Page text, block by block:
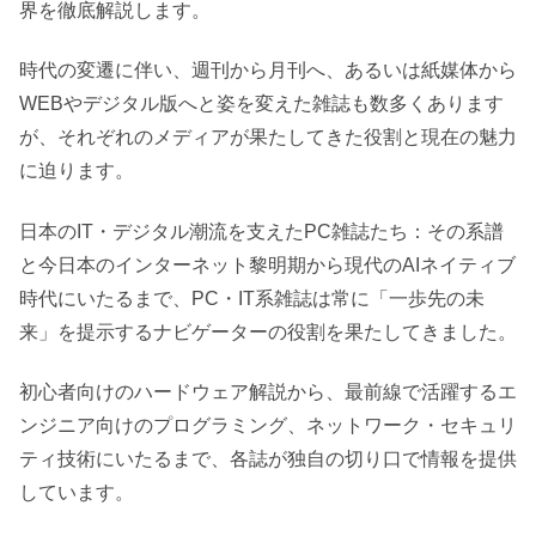
界を徹底解説します。
時代の変遷に伴い、週刊から月刊へ、あるいは紙媒体から
WEBやデジタル版へと姿を変えた雑誌も数多くあります
が、それぞれのメディアが果たしてきた役割と現在の魅力
に迫ります。
日本のIT・デジタル潮流を支えたPC雑誌たち：その系譜
と今日本のインターネット黎明期から現代のAIネイティブ
時代にいたるまで、PC・IT系雑誌は常に「一歩先の未
来」を提示するナビゲーターの役割を果たしてきました。
初心者向けのハードウェア解説から、最前線で活躍するエ
ンジニア向けのプログラミング、ネットワーク・セキュリ
ティ技術にいたるまで、各誌が独自の切り口で情報を提供
しています。